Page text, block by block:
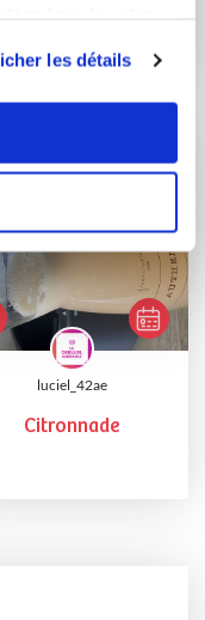
les détails
et gâteau
au citron
luciel_42ae
Citronnade